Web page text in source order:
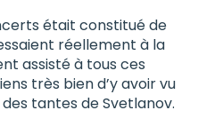
était constitué de
réellement à la
assisté à tous ces
très bien d’y avoir vu
des tantes de Svetlanov.